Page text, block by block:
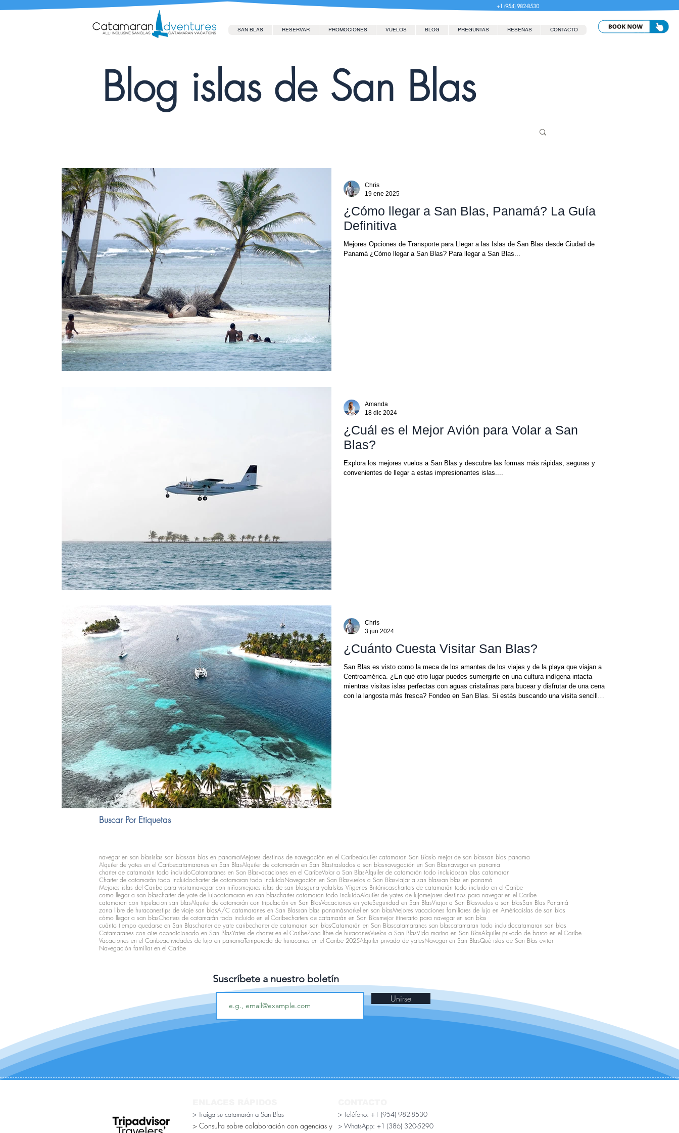
+1 (954) 982-8530
SAN BLAS RESERVAR PROMOCIONES VUELOS BLOG PREGUNTAS RESEÑAS CONTACTO
Blog islas de San Blas
¿Cómo llegar a San Blas, Panamá? La Guía
Definitiva
Mejores Opciones de Transporte para Llegar a las Islas de San Blas desde Ciudad de
Panamá ¿Cómo llegar a San Blas? Para llegar a San Blas...
Chris
19 ene 2025
¿Cuál es el Mejor Avión para Volar a San
Blas?
Explora los mejores vuelos a San Blas y descubre las formas más rápidas, seguras y
convenientes de llegar a estas impresionantes islas....
Amanda
18 dic 2024
¿Cuánto Cuesta Visitar San Blas?
San Blas es visto como la meca de los amantes de los viajes y de la playa que viajan a
Centroamérica. ¿En qué otro lugar puedes sumergirte en una cultura indígena intacta
mientras visitas islas perfectas con aguas cristalinas para bucear y disfrutar de una cena
con la langosta más fresca? Fondeo en San Blas. Si estás buscando una visita sencilla
Chris
3 jun 2024
Buscar Por Etiquetas
navegar en san blasislas san blassan blas en panamaMejores destinos de navegación en el Caribealquiler catamaran San Blaslo mejor de san blassan blas panama
Alquiler de yates en el Caribecatamaranes en San BlasAlquiler de catamarán en San Blastraslados a san blasnavegación en San Blasnavegar en panama
charter de catamarán todo incluidoCatamaranes en San Blasvacaciones en el CaribeVolar a San BlasAlquiler de catamarán todo incluidosan blas catamaran
Charter de catamarán todo incluidocharter de catamaran todo incluidoNavegación en San Blasvuelos a San Blasviajar a san blassan blas en panamá
Mejores islas del Caribe para visitarnavegar con niñosmejores islas de san blasguna yalaIslas Vírgenes Británicascharters de catamarán todo incluido en el Caribe
como llegar a san blascharter de yate de lujocatamaran en san blascharter catamaran todo incluidoAlquiler de yates de lujomejores destinos para navegar en el Caribe
catamaran con tripulacion san blasAlquiler de catamarán con tripulación en San BlasVacaciones en yateSeguridad en San BlasViajar a San Blasvuelos a san blasSan Blas Panamá
zona libre de huracanestips de viaje san blasA/C catamaranes en San Blassan blas panamásnorkel en san blasMejores vacaciones familiares de lujo en Américaislas de san blas
cómo llegar a san blasCharters de catamarán todo incluido en el Caribecharters de catamarán en San Blasmejor itinerario para navegar en san blas
cuánto tiempo quedarse en San Blascharter de yate caribecharter de catamaran san blasCatamarán en San Blascatamaranes san blascatamaran todo incluidocatamaran san blas
Catamaranes con aire acondicionado en San BlasYates de charter en el CaribeZona libre de huracanesVuelos a San BlasVida marina en San BlasAlquiler privado de barco en el Caribe
Vacaciones en el Caribeactividades de lujo en panamaTemporada de huracanes en el Caribe 2025Alquiler privado de yatesNavegar en San BlasQué islas de San Blas evitar
Navegación familiar en el Caribe
Suscríbete a nuestro boletín
Unirse
> Traiga su catamarán a San Blas
> Consulta sobre colaboración con agencias y
> Teléfono: +1 (954) 982-8530
> WhatsApp: +1 (386) 320-5290